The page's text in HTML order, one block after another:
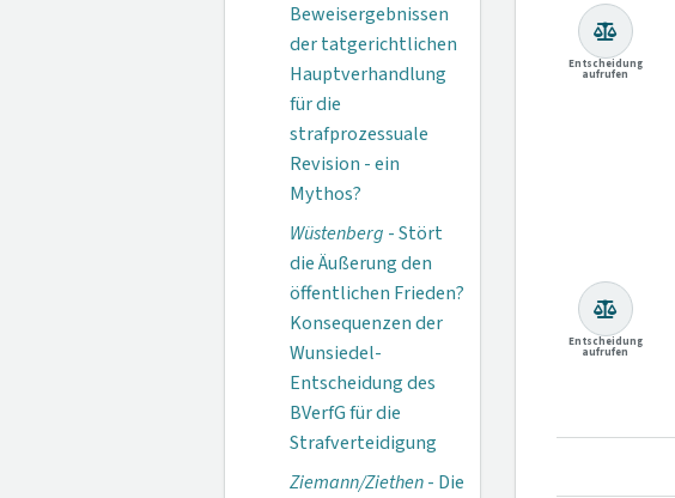
Beweisergebnissen
der tatgerichtlichen
Hauptverhandlung
für die
strafprozessuale
Revision - ein
Mythos?
Wüstenberg - Stört
die Äußerung den
öffentlichen Frieden?
Konsequenzen der
Wunsiedel-
Entscheidung des
BVerfG für die
Strafverteidigung
Ziemann/Ziethen- Die
Entscheidung
aufrufen
Entscheidung
aufrufen